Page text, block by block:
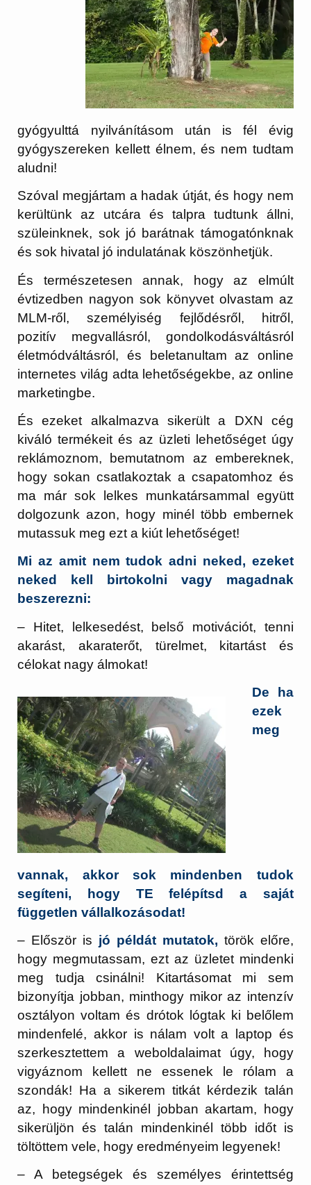
gyógyulttá nyilvánításom után is fél évig
gyógyszereken kellett élnem, és nem tudtam
aludni!
Szóval megjártam a hadak útját, és hogy nem
kerültünk az utcára és talpra tudtunk állni,
szüleinknek, sok jó barátnak támogatónknak
és sok hivatal jó indulatának köszönhetjük.
És természetesen annak, hogy az elmúlt
évtizedben nagyon sok könyvet olvastam az
MLM-ről, személyiség fejlődésről, hitről,
pozitív megvallásról, gondolkodásváltásról
életmódváltásról, és beletanultam az online
internetes világ adta lehetőségekbe, az online
marketingbe.
És ezeket alkalmazva sikerült a DXN cég
kiváló termékeit és az üzleti lehetőséget úgy
reklámoznom, bemutatnom az embereknek,
hogy sokan csatlakoztak a csapatomhoz és
ma már sok lelkes munkatársammal együtt
dolgozunk azon, hogy minél több embernek
mutassuk meg ezt a kiút lehetőséget!
Mi az amit nem tudok adni neked, ezeket
neked kell birtokolni vagy magadnak
beszerezni:
– Hitet, lelkesedést, belső motivációt, tenni
akarást, akaraterőt, türelmet, kitartást és
célokat nagy álmokat!
De ha
ezek
meg
vannak, akkor sok mindenben tudok
segíteni, hogy TE felépítsd a saját
független vállalkozásodat!
– Először is jó példát mutatok, török előre,
hogy megmutassam, ezt az üzletet mindenki
meg tudja csinálni! Kitartásomat mi sem
bizonyítja jobban, minthogy mikor az intenzív
osztályon voltam és drótok lógtak ki belőlem
mindenfelé, akkor is nálam volt a laptop és
szerkesztettem a weboldalaimat úgy, hogy
vigyáznom kellett ne essenek le rólam a
szondák! Ha a sikerem titkát kérdezik talán
az, hogy mindenkinél jobban akartam, hogy
sikerüljön és talán mindenkinél több időt is
töltöttem vele, hogy eredményeim legyenek!
– A betegségek és személyes érintettség